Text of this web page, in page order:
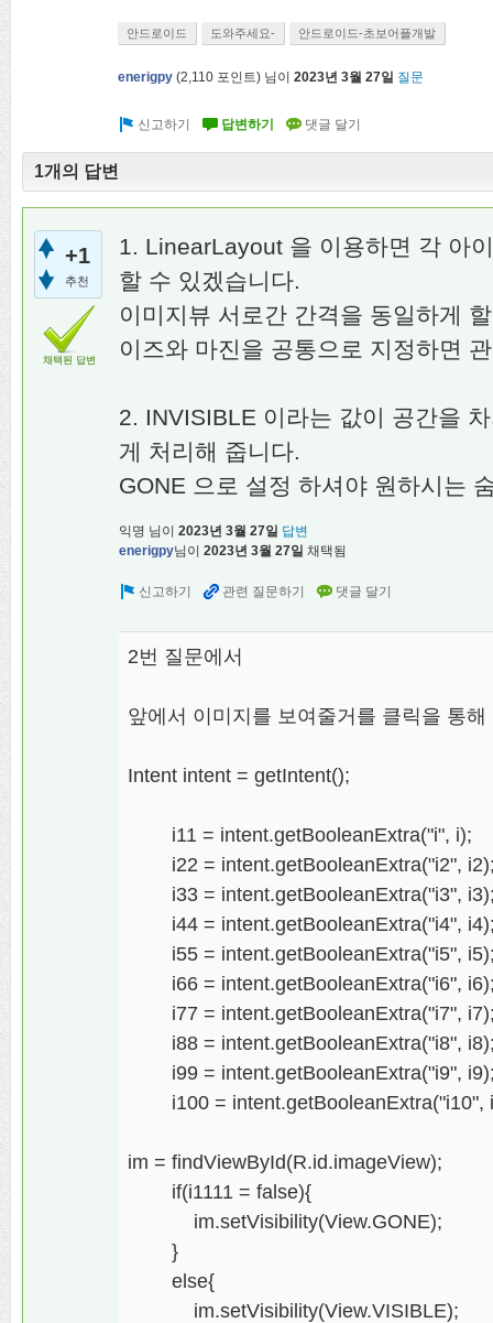
안드로이드 도와주세요- 안드로이드-초보어플개발
enerigpy (2,110 포인트) 님이 2023년 3월 27일 질문
1개의 답변
+1
추천
채택된 답변
1. LinearLayout 을 이용하면 각 아
할 수 있겠습니다.
이미지뷰 서로간 간격을 동일하게
이즈와 마진을 공통으로 지정하면
2. INVISIBLE 이라는 값이 공간을
게 처리해 줍니다.
GONE 으로 설정 하셔야 원하시는
익명 님이 2023년 3월 27일 답변
enerigpy님이 2023년 3월 27일 채택됨
2번 질문에서
앞에서 이미지를 보여줄거를 클릭을 통
Intent intent = getIntent();
i11 = intent.getBooleanExtra("i", i);
i22 = intent.getBooleanExtra("i2",
i33 = intent.getBooleanExtra("i3",
i44 = intent.getBooleanExtra("i4",
i55 = intent.getBooleanExtra("i5",
i66 = intent.getBooleanExtra("i6",
i77 = intent.getBooleanExtra("i7",
i88 = intent.getBooleanExtra("i8",
i99 = intent.getBooleanExtra("i9",
i100 = intent.getBooleanExtra("i10",
im = findViewById(R.id.imageView);
if(i1111 = false){
im.setVisibility(View.GONE);
}
else{
im.setVisibility(View.VISIBLE);